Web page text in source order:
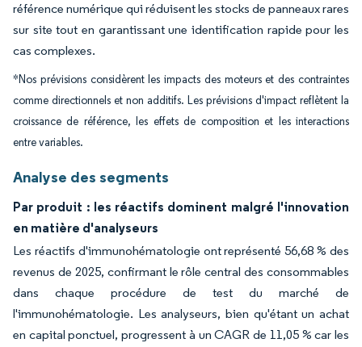
référence numérique qui réduisent les stocks de panneaux rares
sur site tout en garantissant une identification rapide pour les
cas complexes.
*Nos prévisions considèrent les impacts des moteurs et des contraintes
comme directionnels et non additifs. Les prévisions d'impact reflètent la
croissance de référence, les effets de composition et les interactions
entre variables.
Analyse des segments
Par produit : les réactifs dominent malgré l'innovation
en matière d'analyseurs
Les réactifs d'immunohématologie ont représenté 56,68 % des
revenus de 2025, confirmant le rôle central des consommables
dans chaque procédure de test du marché de
l'immunohématologie. Les analyseurs, bien qu'étant un achat
en capital ponctuel, progressent à un CAGR de 11,05 % car les